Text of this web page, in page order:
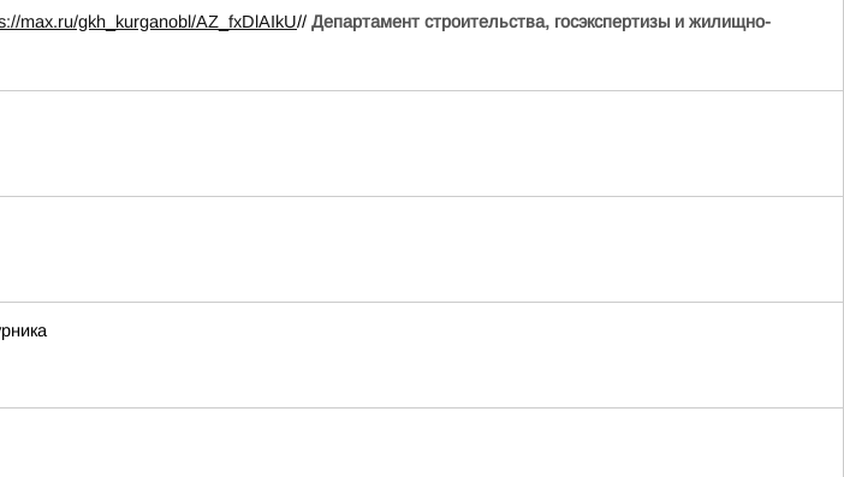
max.ru/gkh_kurganobl/AZ_fxDlAIkU// Департамент строительства, госэкспертизы и жилищно-